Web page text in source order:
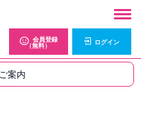
会員登録
（無料）
ログイン
案内